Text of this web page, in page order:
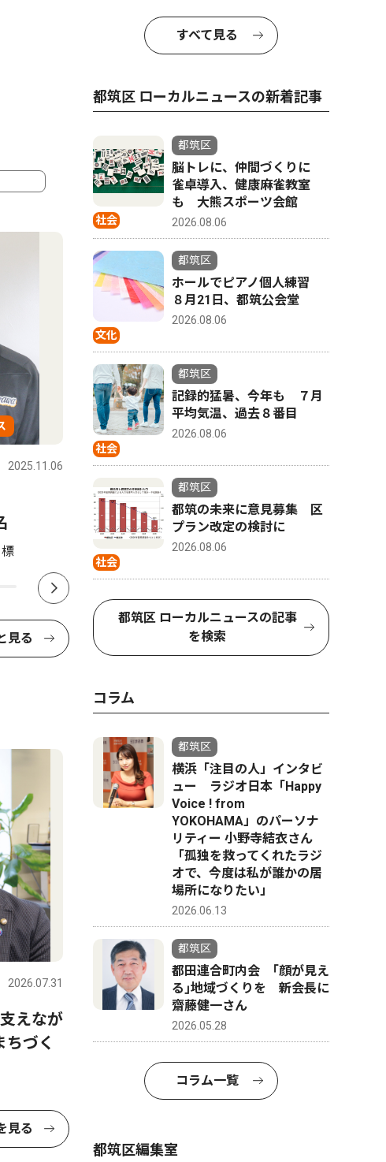
2025.11.06
4
スポーツ トップニュース
都筑区 2025.03.13
横浜国際プール
メイン｢廃止｣が決定
市、再整備計画を発表
都筑区
以津院
見る
2026.07.31
えなが
ちづく
見る
すべて見る
都筑区 ローカルニュースの新着記事
社会
都筑区
脳トレに、仲間づくりに
雀卓導入、健康麻雀教室
も 大熊スポーツ会館
2026.08.06
文化
都筑区
ホールでピアノ個人練習
８月21日、都筑公会堂
2026.08.06
社会
都筑区
記録的猛暑、今年も ７月
平均気温、過去８番目
2026.08.06
社会
都筑区
都筑の未来に意見募集 区
プラン改定の検討に
2026.08.06
都筑区 ローカルニュースの記事
を検索
コラム
都筑区
横浜「注目の人」インタビ
ュー ラジオ日本「Happy
Voice ! from
YOKOHAMA」のパーソナ
リティー 小野寺結衣さん
「孤独を救ってくれたラジ
オで、今度は私が誰かの居
場所になりたい」
2026.06.13
都筑区
都田連合町内会 ｢顔が見え
る｣地域づくりを 新会長に
齋藤健一さん
2026.05.28
コラム一覧
都筑区編集室